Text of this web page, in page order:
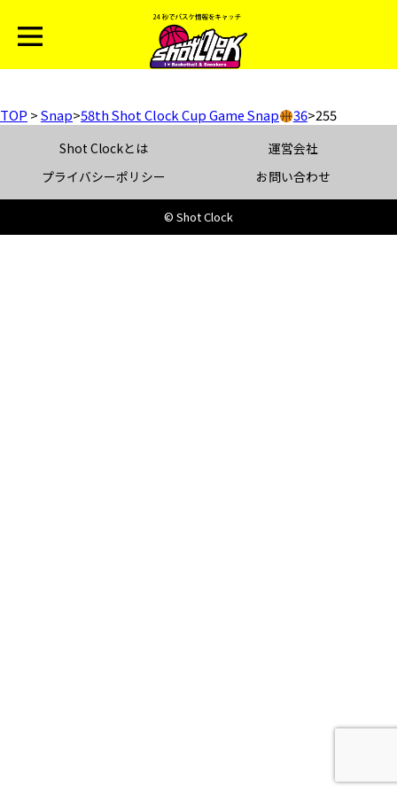
TOP >Snap>58th Shot Clock Cup Game Snap 36>255
Shot Clockとは
運営会社
プライバシーポリシー
お問い合わせ
© Shot Clock